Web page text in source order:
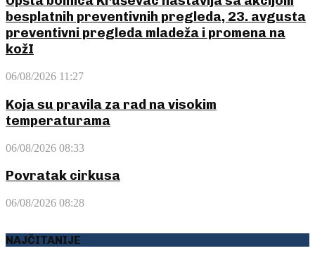
besplatnih preventivnih pregleda, 23. avgusta
preventivni pregleda mladeža i promena na
kožI
06/08/2026 11:27
Koja su pravila za rad na visokim
temperaturama
06/08/2026 08:33
Povratak cirkusa
06/08/2026 08:28
NAJČITANIJE